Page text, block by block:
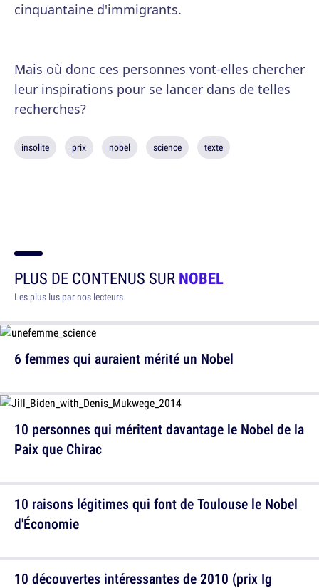
cinquantaine d'immigrants.
Mais où donc ces personnes vont-elles chercher
leur inspirations pour se lancer dans de telles
recherches?
insolite prix nobel science texte
PLUS DE CONTENUS SURNOBEL
Les plus lus par nos lecteurs
6 femmes qui auraient mérité un Nobel
10 raisons légitimes qui font de Toulouse le Nobel
d'Économie
10 personnes qui méritent davantage le Nobel de la
Paix que Chirac
10 découvertes intéressantes de 2010 (prix Ig